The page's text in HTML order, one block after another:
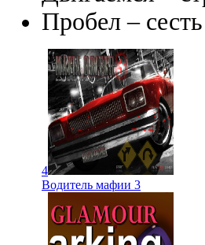
Пробел –
4
Водитель мафии 3